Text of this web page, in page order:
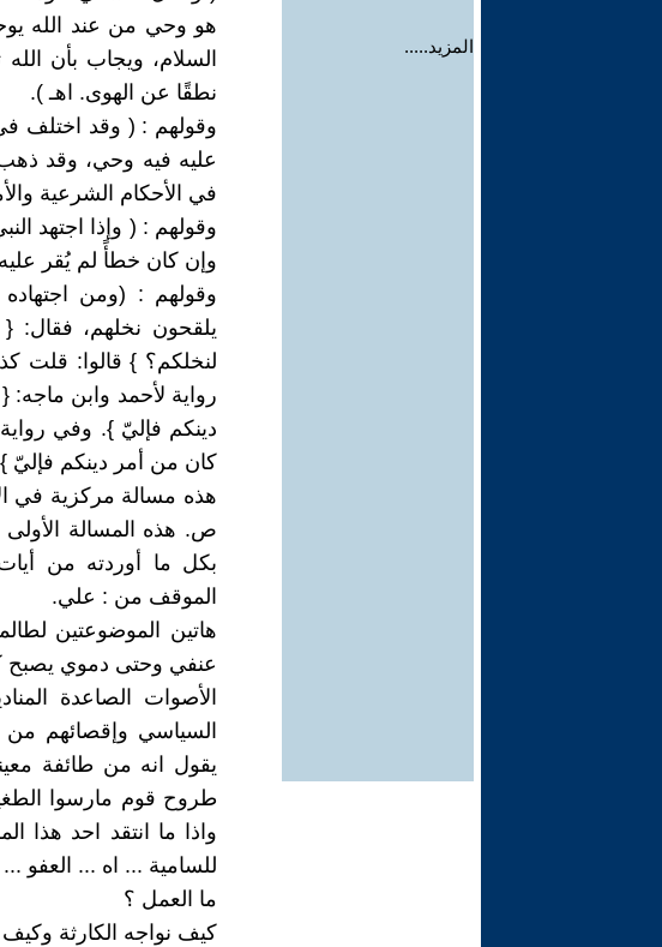
المزيد.....
هو وحي من عند الله يوحى
السلام، ويجاب بأن
نطقًا عن الهوى. اهـ ).
وقولهم : ( وقد اختلف
عليه فيه وحي، وقد
في الأحكام الشرعية
وقولهم : ( وإذا اجتهد
وإن كان خطأً لم يُقر
وقولهم : (ومن
يلقحون نخلهم، فقال:
لنخلكم؟ } قالوا: قلت
رواية لأحمد وابن
دينكم فإليّ }. وفي
كان من أمر دينكم فإليّ
هذه مسالة مركزية في
ص. هذه المسالة الأولى
بكل ما أوردته من
الموقف من : علي.
هاتين الموضوعتين
عنفي وحتى دموي يصبح
الأصوات الصاعدة
السياسي وإقصائهم
يقول انه من طائفة
طروح قوم مارسوا
واذا ما انتقد احد هذا
للسامية ... اه ... العفو
ما العمل ؟
كيف نواجه الكارثة